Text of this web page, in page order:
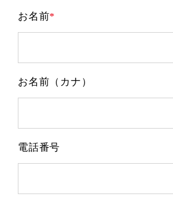
お名前
お名前（カナ）
電話番号